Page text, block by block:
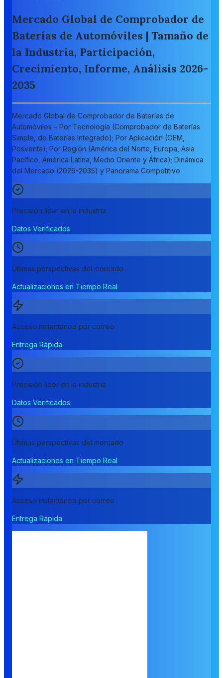
Mercado Global de Comprobador de
Baterías de Automóviles | Tamaño de
la Industria, Participación,
Crecimiento, Informe, Análisis 2026-
2035
Mercado Global de Comprobador de Baterías de
Automóviles – Por Tecnología (Comprobador de Baterías
Simple, de Baterías Integrado); Por Aplicación (OEM,
Posventa); Por Región (América del Norte, Europa, Asia
Pacífico, América Latina, Medio Oriente y África); Dinámica
del Mercado (2026-2035) y Panorama Competitivo
Precisión líder en la industria
Datos Verificados
Últimas perspectivas del mercado
Actualizaciones en Tiempo Real
Acceso instantáneo por correo
Entrega Rápida
Precisión líder en la industria
Datos Verificados
Últimas perspectivas del mercado
Actualizaciones en Tiempo Real
Acceso instantáneo por correo
Entrega Rápida